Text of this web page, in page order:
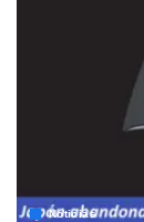
Noticias